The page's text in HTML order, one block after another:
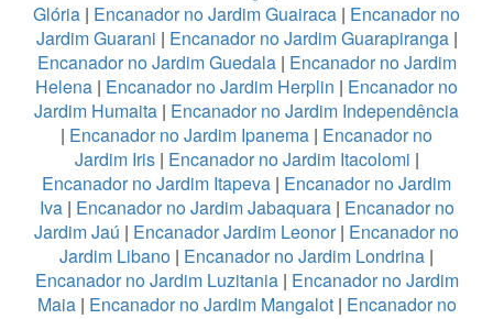
Glória | Encanador no Jardim Guairaca | Encanador no
Jardim Guarani | Encanador no Jardim Guarapiranga|
Encanador no Jardim Guedala| Encanador no Jardim
Helena | Encanador no Jardim Herplin | Encanador no
Jardim Humaita | Encanador no Jardim Independência
| Encanador no Jardim Ipanema | Encanador no
Jardim Iris| Encanador no Jardim Itacolomi |
Encanador no Jardim Itapeva | Encanador no Jardim
Iva| Encanador no Jardim Jabaquara| Encanador no
Jardim Jaú | Encanador Jardim Leonor| Encanador no
Jardim Libano | Encanador no Jardim Londrina |
Encanador no Jardim Luzitania| Encanador no Jardim
Maia| Encanador no Jardim Mangalot| Encanador no